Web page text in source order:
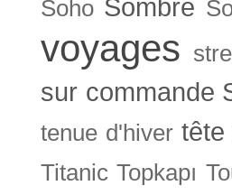
Soho Sombre
voyages
sur commande
tenue d'hiver tête
Titanic Topkapı